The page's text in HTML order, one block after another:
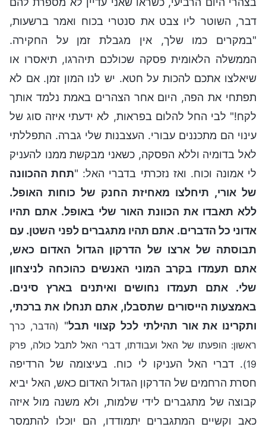
דבר, השוטר ליו צבט את סנטרי בכוח ואמר ברשעות,
"במקרים כמו שלך, אין מגבלת זמן על החקירה.
הממשלה הלאומית פסקה שכולכם תיהרגו, תיאסרו או
שיאלצו אתכם להכות על חטא. יש לנו המון זמן. אם לא
תפתחי את הפה, היום אחר הצהרים באמת נלמד אותך
לקח!" לבי החל להלום בפראות, לא ידעתי איזה סוג של
עינוי הם מתכננים עבורי. העצבנות שלי גברה. התפללתי
לאל בדומיה וללא הפסקה, כשאני מבקשת ממנו להעניק
לי אמונה וכוח. ואז נזכרתי בדברי האל: "תחת ההכוונה
של אורי, תיחלצו מאחיזת החנק של כוחות האופל.
ללא תאבדו את הכוונת האור שלי באופל. אתם תהיו
אדוני כל הדברים. אתם תהיו מתגברים לפני השטן. עם
תבוסתה של ארצו של הדרקון הגדול האדום כאש,
אתם תעמדו בקרב המוני האנשים כהוכחה לניצחון
שלי. אתם תעמדו נחושים ואיתנים בארץ סינים.
באמצעות הייסורים שתסבלו, אתם תנחלו את ברכתי,
ותקרינו את אור תהילתי לכל קצווי תבל" (הדבר, כרך
ראשון: הופעתו של האל ועבודתו, דברי האל לתבל כולה, פרק
19) . דברי האל העניקו לי כוח. בעיצומה של הרדיפה
חסרת הרחמים של הדרקון הגדול האדום כאש, האל יביא
קבוצה של מתגברים לידי שלמות, ולא משנה מול איזה
כאב וקשיים המתגברים יתמודדו, הם יוכלו להתמסר